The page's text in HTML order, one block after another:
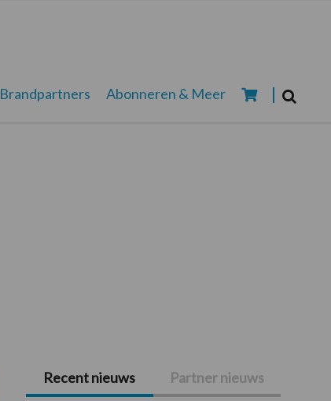
Brandpartners Abonneren & Meer
Primaire
Recent nieuws Partner nieuws